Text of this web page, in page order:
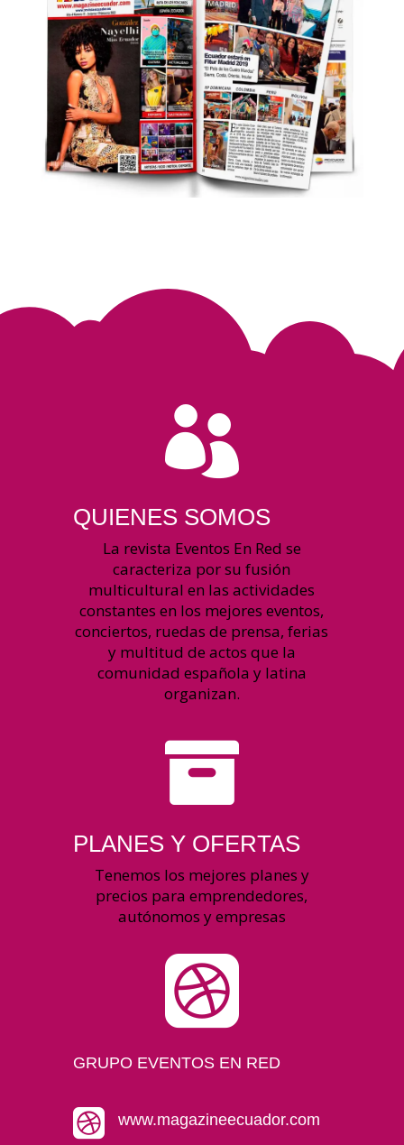

QUIENES SOMOS
La revista Eventos En Red se
caracteriza por su fusión
multicultural en las actividades
constantes en los mejores eventos,
conciertos, ruedas de prensa, ferias
y multitud de actos que la
comunidad española y latina
organizan.

PLANES Y OFERTAS
Tenemos los mejores planes y
precios para emprendedores,
autónomos y empresas

GRUPO EVENTOS EN RED
 www.magazineecuador.com